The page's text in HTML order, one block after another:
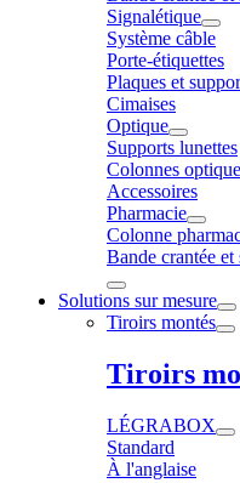
Signalétique
Système câble
Porte-étiquettes
Plaques et
Cimaises
Optique
Supports lunettes
Colonnes
Accessoires
Pharmacie
Colonne
Bande crantée
Solutions sur mesure
Tiroirs montés
Tiroirs
LÉGRABOX
Standard
À l'anglaise